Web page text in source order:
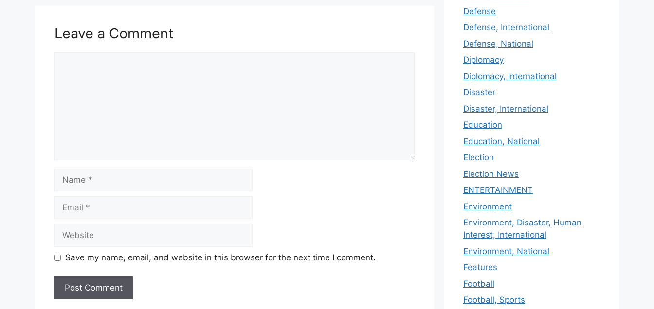
Leave a Comment
Name
Email
Website
Save my name, email, and website in this browser for the next time I comment.
Defense
Defense, International
Defense, National
Diplomacy
Diplomacy, International
Disaster
Disaster, International
Education
Education, National
Election
Election News
ENTERTAINMENT
Environment
Environment, Disaster, Human
Interest, International
Environment, National
Features
Football
Football, Sports